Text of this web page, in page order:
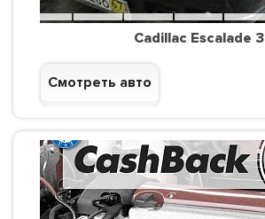
Cadillac Escalade 3
Смотреть авто